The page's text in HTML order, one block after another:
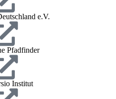
e.V.
Pfadfinder
Institut